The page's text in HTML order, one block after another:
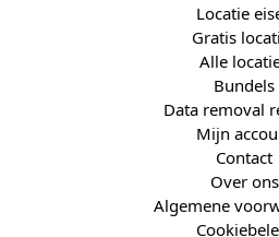
Locatie
Gratis
Alle
Bundels
Data removal
Mijn
Contact
Over ons
Algemene